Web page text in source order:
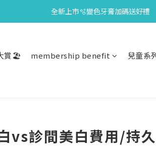
會員限定🎁點數兌換好禮
全新上市🫧變色牙膏加碼送好禮
賞🏖️ membership benefit 兒童系
vs診間美白費用/持久